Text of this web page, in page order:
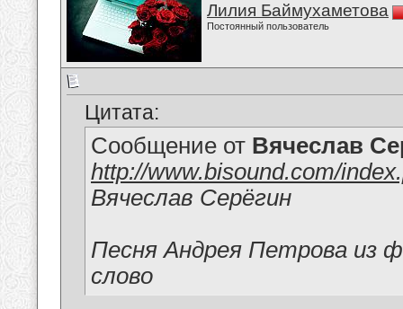
Лилия Баймухаметова
Постоянный пользователь
Цитата:
Сообщение от Вячеслав
http://www.bisound.com/
Вячеслав Серёгин
Песня Андрея Петрова из
слово